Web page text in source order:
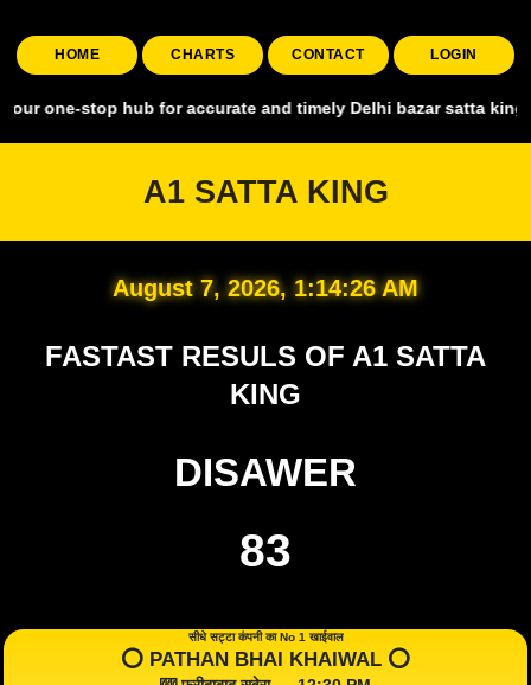
HOME CHARTS CONTACT LOGIN
hub for accurate and timely Delhi bazar satta king,
A1 SATTA KING
August 7, 2026, 1:14:27 AM
FASTAST RESULS OF A1 SATTA
KING
DISAWER
83
सीधे सट्टा कंपनी का No 1 खाईवाल
⭕️ PATHAN BHAI KHAIWAL ⭕️